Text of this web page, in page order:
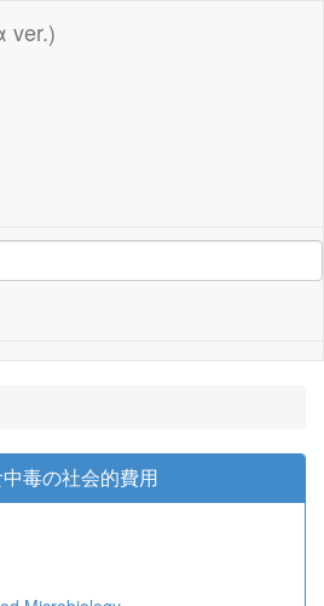
ver.)
毒の社会的費用